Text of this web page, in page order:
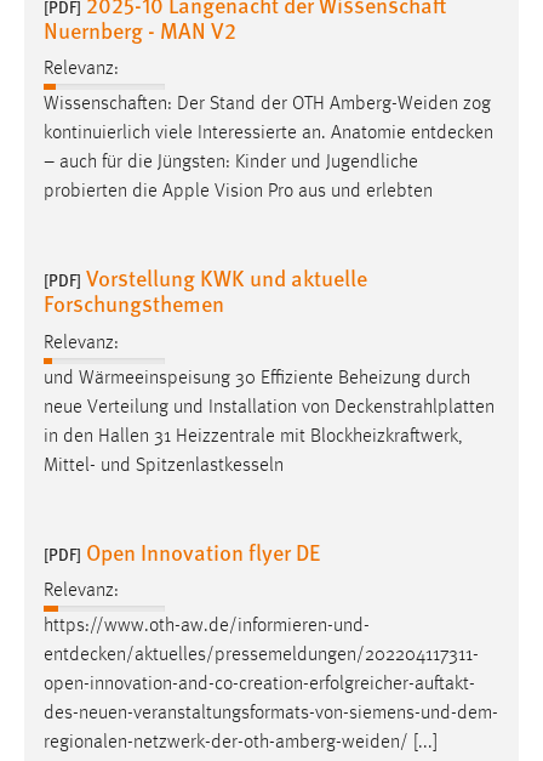
[PDF]
Nuernberg - MAN V2
Relevanz:
Wissenschaften: Der Stand der OTH Amberg-Weiden zog
kontinuierlich viele Interessierte an. Anatomie entdecken
– auch für die Jüngsten: Kinder und Jugendliche
probierten die Apple Vision Pro aus und erlebten
[PDF] Vorstellung KWK und aktuelle
Forschungsthemen
Relevanz:
und Wärmeeinspeisung 30 Effiziente Beheizung durch
neue Verteilung und Installation von Deckenstrahlplatten
in den Hallen 31 Heizzentrale mit Blockheizkraftwerk,
Mittel- und Spitzenlastkesseln
[PDF] Open Innovation flyer DE
Relevanz:
https://www.oth-aw.de/informieren-und-
entdecken/aktuelles/pressemeldungen/202204117311-
open-innovation-and-co-creation-erfolgreicher-auftakt-
des-neuen-veranstaltungsformats-von-siemens-und-dem-
regionalen-netzwerk-der-oth-amberg-weiden/ [...]
EXTERNE MEDIEN
Um Inhalte von Videoplattformen und Social Media
Plattformen anzeigen zu können, werden von diesen
externen Medien Cookies gesetzt.
YouTube